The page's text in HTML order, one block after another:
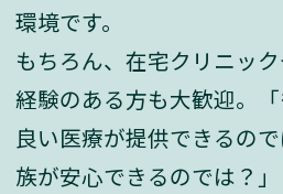
環境です。
もちろん、在宅クリニッ
経験のある方も大歓迎。
良い医療が提供できるの
族が安心できるのでは？